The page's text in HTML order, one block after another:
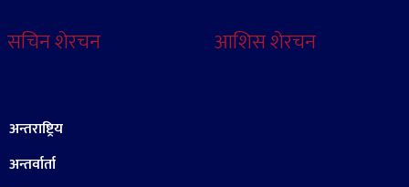
सचिन शेरचन आशिस शेरचन
अन्तराष्ट्रिय
अन्तर्वार्ता